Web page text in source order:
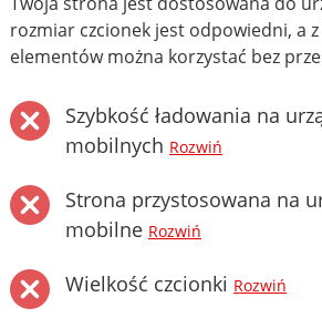
rozmiar czcionek jest odpowiedni, a
elementów można korzystać bez
Szybkość ładowania na
mobilnych Rozwiń
Strona przystosowana na
mobilne Rozwiń
Wielkość czcionki Rozwiń